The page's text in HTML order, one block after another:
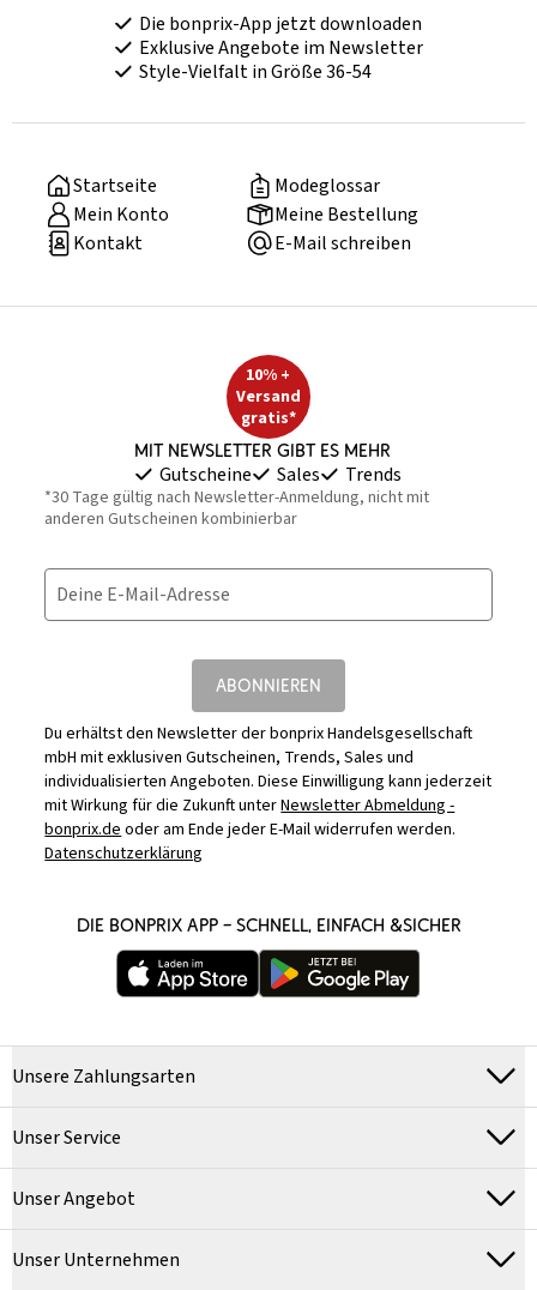
Die bonprix-App jetzt downloaden
Exklusive Angebote im Newsletter
Style-Vielfalt in Größe 36-54
Startseite
Modeglossar
Mein Konto
Meine Bestellung
Kontakt
E-Mail schreiben
10% +
Versand
gratis*
Mit Newsletter gibt es mehr
Gutscheine Sales Trends
*30 Tage gültig nach Newsletter-Anmeldung, nicht mit
anderen Gutscheinen kombinierbar
Deine E-Mail-Adresse
ABONNIEREN
Du erhältst den Newsletter der bonprix Handelsgesellschaft
mbH mit exklusiven Gutscheinen, Trends, Sales und
individualisierten Angeboten. Diese Einwilligung kann jederzeit
mit Wirkung für die Zukunft unterNewsletter Abmeldung -
bonprix.deoder am Ende jeder E-Mail widerrufen werden.
Datenschutzerklärung
DIE BONPRIX APP – SCHNELL, EINFACH &SICHER
Unsere Zahlungsarten
Unser Service
Unser Angebot
Unser Unternehmen